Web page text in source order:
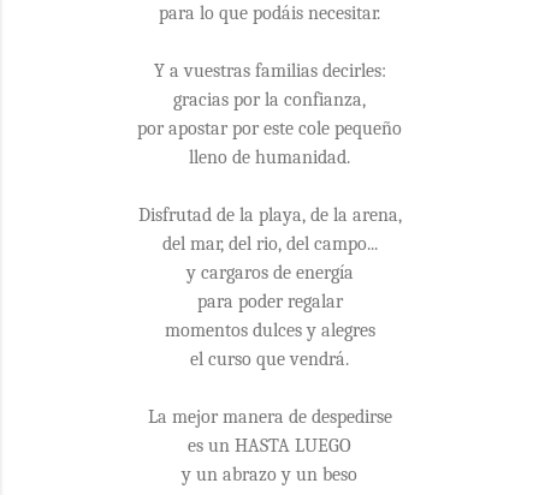
para lo que podáis necesitar.
Y a vuestras familias decirles:
gracias por la confianza,
por apostar por este cole pequeño
lleno de humanidad.
Disfrutad de la playa, de la arena,
del mar, del rio, del campo...
y cargaros de energía
para poder regalar
momentos dulces y alegres
el curso que vendrá.
La mejor manera de despedirse
es un HASTA LUEGO
y un abrazo y un beso